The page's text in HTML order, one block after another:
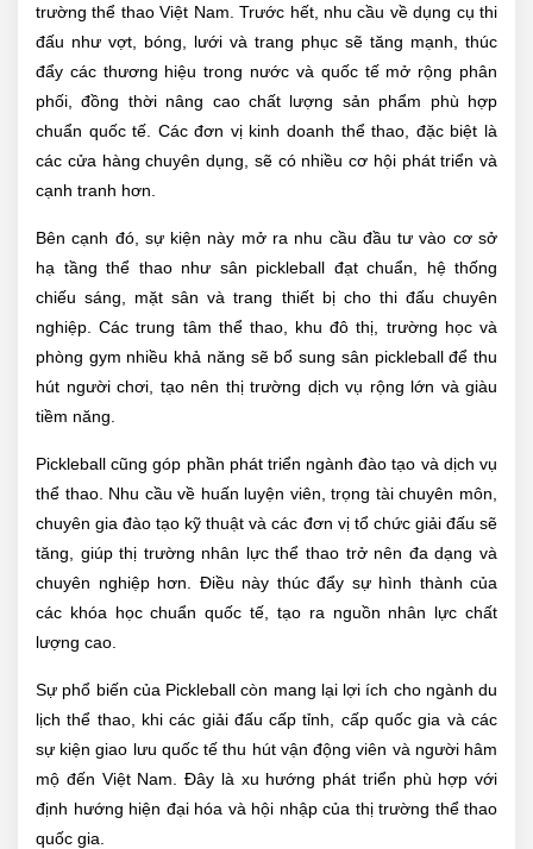
trường thể thao Việt Nam. Trước hết, nhu cầu về dụng cụ thi
đấu như vợt, bóng, lưới và trang phục sẽ tăng mạnh, thúc
đẩy các thương hiệu trong nước và quốc tế mở rộng phân
phối, đồng thời nâng cao chất lượng sản phẩm phù hợp
chuẩn quốc tế. Các đơn vị kinh doanh thể thao, đặc biệt là
các cửa hàng chuyên dụng, sẽ có nhiều cơ hội phát triển và
cạnh tranh hơn.
Bên cạnh đó, sự kiện này mở ra nhu cầu đầu tư vào cơ sở
hạ tầng thể thao như sân pickleball đạt chuẩn, hệ thống
chiếu sáng, mặt sân và trang thiết bị cho thi đấu chuyên
nghiệp. Các trung tâm thể thao, khu đô thị, trường học và
phòng gym nhiều khả năng sẽ bổ sung sân pickleball để thu
hút người chơi, tạo nên thị trường dịch vụ rộng lớn và giàu
tiềm năng.
Pickleball cũng góp phần phát triển ngành đào tạo và dịch vụ
thể thao. Nhu cầu về huấn luyện viên, trọng tài chuyên môn,
chuyên gia đào tạo kỹ thuật và các đơn vị tổ chức giải đấu sẽ
tăng, giúp thị trường nhân lực thể thao trở nên đa dạng và
chuyên nghiệp hơn. Điều này thúc đẩy sự hình thành của
các khóa học chuẩn quốc tế, tạo ra nguồn nhân lực chất
lượng cao.
Sự phổ biến của Pickleball còn mang lại lợi ích cho ngành du
lịch thể thao, khi các giải đấu cấp tỉnh, cấp quốc gia và các
sự kiện giao lưu quốc tế thu hút vận động viên và người hâm
mộ đến Việt Nam. Đây là xu hướng phát triển phù hợp với
định hướng hiện đại hóa và hội nhập của thị trường thể thao
quốc gia.